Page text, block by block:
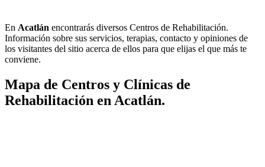
En Acatlán encontrarás diversos Centros de Rehabilitación.
Información sobre sus servicios, terapias, contacto y opiniones de
los visitantes del sitio acerca de ellos para que elijas el que más te
conviene.
Mapa de Centros y Clínicas de
Rehabilitación en Acatlán.